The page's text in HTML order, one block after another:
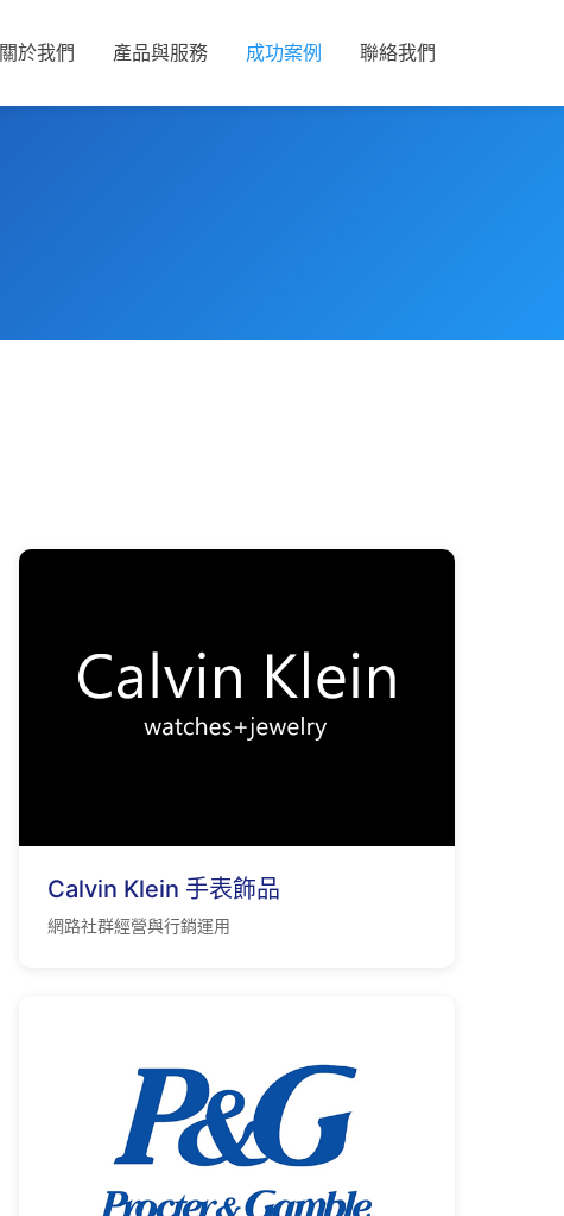
關於我們 產品與服務 成功案例 聯絡我們
Calvin Klein 手表飾品
網路社群經營與行銷運用